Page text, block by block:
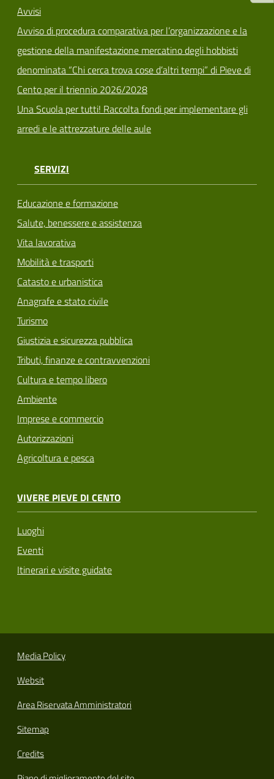
Avvisi
Avviso di procedura comparativa per l’organizzazione e la
gestione della manifestazione mercatino degli hobbisti
denominata “Chi cerca trova cose d’altri tempi” di Pieve di
Cento per il triennio 2026/2028
Una Scuola per tutti! Raccolta fondi per implementare gli
arredi e le attrezzature delle aule
SERVIZI
Educazione e formazione
Salute, benessere e assistenza
Vita lavorativa
Mobilità e trasporti
Catasto e urbanistica
Anagrafe e stato civile
Turismo
Giustizia e sicurezza pubblica
Tributi, finanze e contravvenzioni
Cultura e tempo libero
Ambiente
Imprese e commercio
Autorizzazioni
Agricoltura e pesca
VIVERE PIEVE DI CENTO
Luoghi
Eventi
Itinerari e visite guidate
Media Policy
Websit
Area Riservata Amministratori
Sitemap
Credits